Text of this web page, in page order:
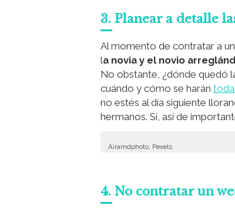
3. Planear a detalle
Al momento de contratar a
la novia y el novio
No obstante, ¿dónde quedó
cuándo y cómo se harán
no estés al día siguiente
hermanos. Sí, así de
Airamdphoto, Pexels
4. No contratar un